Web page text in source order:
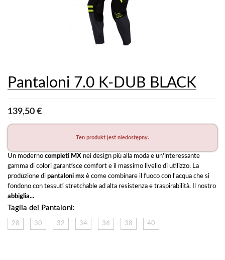
Pantaloni 7.0 K-DUB BLACK
139,50 €
Ten produkt jest niedostępny.
Un moderno completi MX nei design più alla moda e un'interessante
gamma di colori garantisce comfort e il massimo livello di utilizzo. La
produzione di pantaloni mx è come combinare il fuoco con l'acqua che si
abbiglia...
Taglia dei Pantaloni:
28 30 32 34 36 38 40